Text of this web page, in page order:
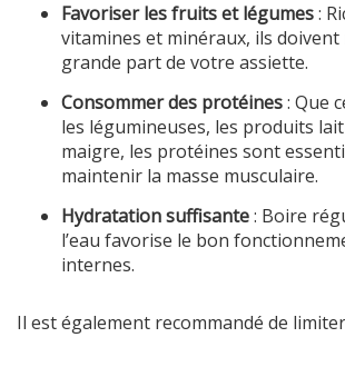
Favoriser les fruits et légumes:
vitamines et minéraux, ils
grande part de votre assiette.
Consommer des protéines: Que
les légumineuses, les produits
maigre, les protéines sont
maintenir la masse musculaire.
Hydratation suffisante: Boire
l’eau favorise le bon
internes.
Il est également recommandé de